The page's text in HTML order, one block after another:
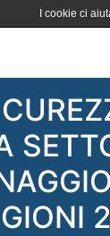
I cookie ci